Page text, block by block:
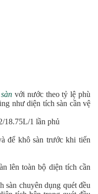
với nước theo tỷ lệ phù
như diện tích sàn cần vệ
18.75L/1 lần phủ
để khô sàn trước khi tiến
lên toàn bộ diện tích cần
sàn chuyên dụng quét đều